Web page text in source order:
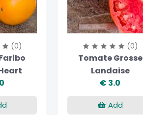
(0) (0)
Tomate Grosse
Landaise
€ 3.0
Add